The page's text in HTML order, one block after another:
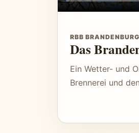
RBB BRANDENBURG
Das
Ein Wetter- und
Brennerei und